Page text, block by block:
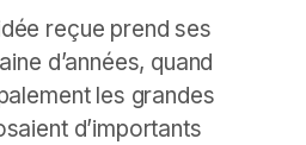
reçue prend ses
d’années, quand
les grandes
d’importants